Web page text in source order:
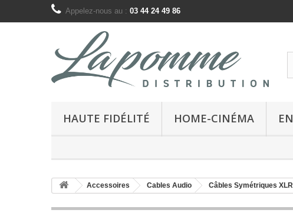
Appelez-nous au : 03 44 24 49 86
HAUTE FIDÉLITÉ HOME-CINÉMA
Accessoires Cables Audio Câbles Symétriques XLR